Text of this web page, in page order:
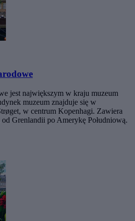
jest największym w kraju muzeum
muzeum znajduje się w
w centrum Kopenhagi. Zawiera
od Grenlandii po Amerykę Południową.